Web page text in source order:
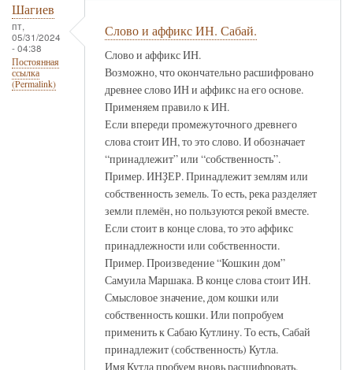
Шагиев
пт,
05/31/2024
- 04:38
Постоянная
ссылка
(Permalink)
Слово и аффикс ИН. Сабай.
Слово и аффикс ИН.
Возможно, что окончательно расшифровано
древнее слово ИН и аффикс на его основе.
Применяем правило к ИН.
Если впереди промежуточного древнего
слова стоит ИН, то это слово. И обозначает
“принадлежит” или “собственность”.
Пример. ИНҘЕР. Принадлежит землям или
собственность земель. То есть, река разделяет
земли племён, но пользуются рекой вместе.
Если стоит в конце слова, то это аффикс
принадлежности или собственности.
Пример. Произведение “Кошкин дом”
Самуила Маршака. В конце слова стоит ИН.
Смысловое значение, дом кошки или
собственность кошки. Или попробуем
применить к Сабаю Кутлину. То есть, Сабай
принадлежит (собственность) Кутла.
Имя Кутла пробуем вновь расшифровать.